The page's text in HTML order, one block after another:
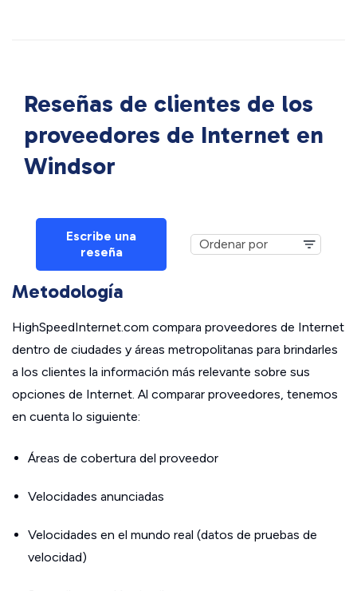
Reseñas de clientes de los
proveedores de Internet en
Windsor
Escribe una
reseña
Metodología
HighSpeedInternet.com compara proveedores de Internet
dentro de ciudades y áreas metropolitanas para brindarles
a los clientes la información más relevante sobre sus
opciones de Internet. Al comparar proveedores, tenemos
en cuenta lo siguiente:
Áreas de cobertura del proveedor
Velocidades anunciadas
Velocidades en el mundo real (datos de pruebas de
velocidad)